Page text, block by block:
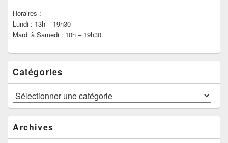
Horaires :
Lundi : 13h – 19h30
Mardi à Samedi : 10h – 19h30
Catégories
Catégories
Archives